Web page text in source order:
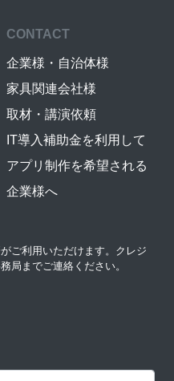
CONTACT
企業様・自治体様
家具関連会社様
取材・講演依頼
IT導入補助金を利用して
アプリ制作を希望される
企業様へ
ご利用いただけます。クレジ
局までご連絡ください。